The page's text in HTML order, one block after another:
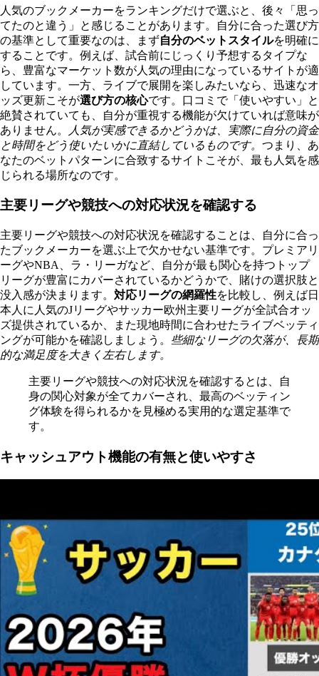
人気のブックメーカーをランキングだけで選ぶと、後々「思っ
てたのと違う」と感じることがあります。自分に合った選び方
の基準として重要なのは、まず自分のベットスタイルを明確に
することです。例えば、試合前にじっくり予想するタイプな
ら、豊富なマーケット数が人気の理由になっているサイトが適
しています。一方、ライブで展開を楽しみたいなら、迅速なオ
ッズ更新こそが選び方の核心です。口コミで「使いやすい」と
絶賛されていても、自分が重視する機能が欠けていれば意味が
ありません。
人気が実感できるかどうかは、実際に自分の資金
と時間をどう使いたいかに直結しているものです。 つまり、あ
なたのベットパターンに合致するサイトこそが、最も人気を感
じられる場所なのです。
主要リーグや競技への対応状況を確認する
主要リーグや競技への対応状況を確認することは、自分に合っ
たブックメーカーを選ぶ上で欠かせない基準です。プレミアリ
ーグやNBA、ラ・リーガなど、自分が最も関心を持つトップ
リーグが豊富にカバーされているかどうかで、賭けの選択肢と
没入感が決まります。 対応リーグの網羅性を比較し、例えば日
本人に人気のJリーグやサッカー欧州主要リーグが全試合オッ
ズ提供されているか、また現地時間に合わせたライブベッティ
ングが可能かを確認しましょう。 些細なリーグの欠落が、長期
的な満足度を大きく左右します。
主要リーグや競技への対応状況を確認するとは、自
身の関心対象が全てカバーされ、最高のベッティン
グ体験を得られるかを見極める実用的な選定基準で
す。
キャッシュアウト機能の有無と使いやすさ